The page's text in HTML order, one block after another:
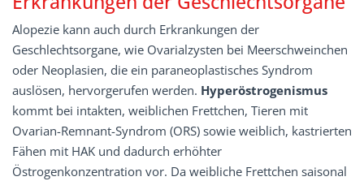
Alopezie kann auch durch Erkrankungen der
Geschlechtsorgane, wie Ovarialzysten bei Meerschweinchen
oder Neoplasien, die ein paraneoplastisches Syndrom
auslösen, hervorgerufen werden. Hyperöstrogenismus
kommt bei intakten, weiblichen Frettchen, Tieren mit
Ovarian-Remnant-Syndrom (ORS) sowie weiblich, kastrierten
Fähen mit HAK und dadurch erhöhter
Östrogenkonzentration vor. Da weibliche Frettchen saisonal